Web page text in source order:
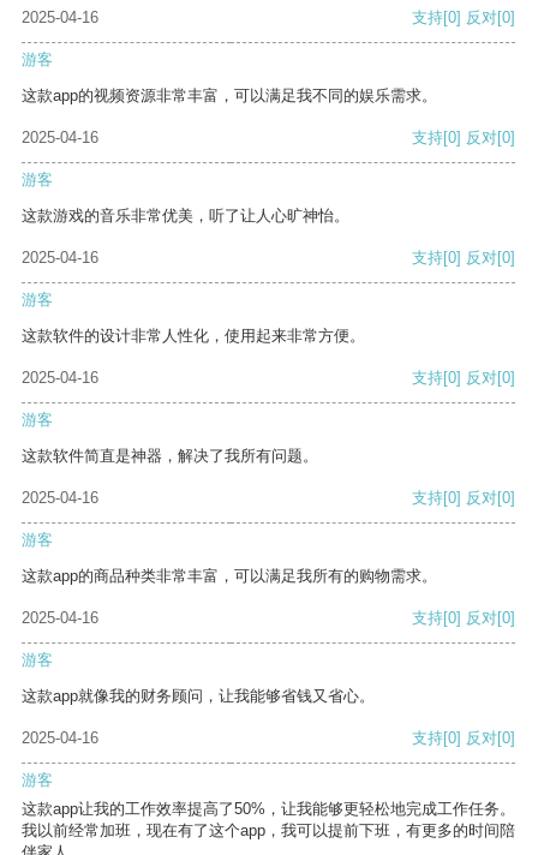
2025-04-16
支持[0] 反对[0]
游客
这款app的视频资源非常丰富，可以满足我不同的娱乐需求。
2025-04-16 支持[0] 反对[0]
游客
这款游戏的音乐非常优美，听了让人心旷神怡。
2025-04-16 支持[0] 反对[0]
游客
这款软件的设计非常人性化，使用起来非常方便。
2025-04-16 支持[0] 反对[0]
游客
这款软件简直是神器，解决了我所有问题。
2025-04-16 支持[0] 反对[0]
游客
这款app的商品种类非常丰富，可以满足我所有的购物需求。
2025-04-16 支持[0] 反对[0]
游客
这款app就像我的财务顾问，让我能够省钱又省心。
2025-04-16 支持[0] 反对[0]
游客
这款app让我的工作效率提高了50%，让我能够更轻松地完成工作任务。
我以前经常加班，现在有了这个app，我可以提前下班，有更多的时间陪